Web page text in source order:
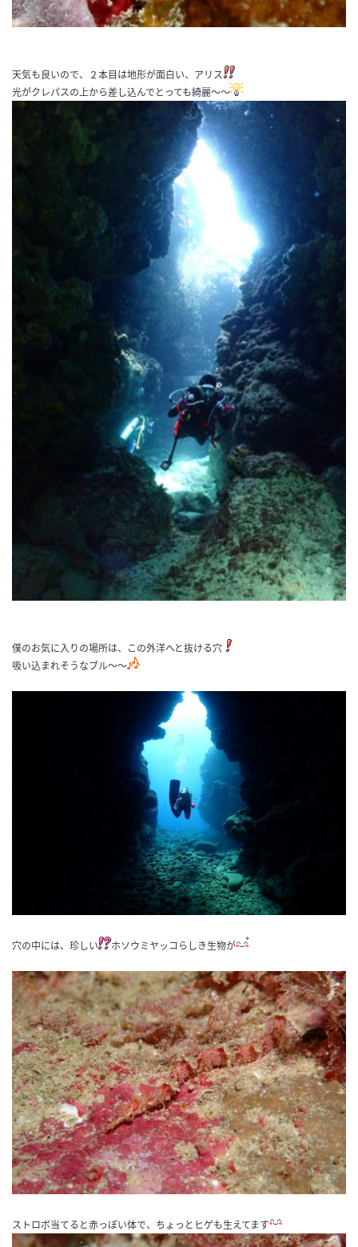
天気も良いので、２本目は地形が面白い、アリス
光がクレパスの上から差し込んでとっても綺麗〜〜
僕のお気に入りの場所は、この外洋へと抜ける穴
吸い込まれそうなブル〜〜
穴の中には、珍しい ホソウミヤッコらしき生物が
ストロボ当てると赤っぽい体で、ちょっとヒゲも生えてます